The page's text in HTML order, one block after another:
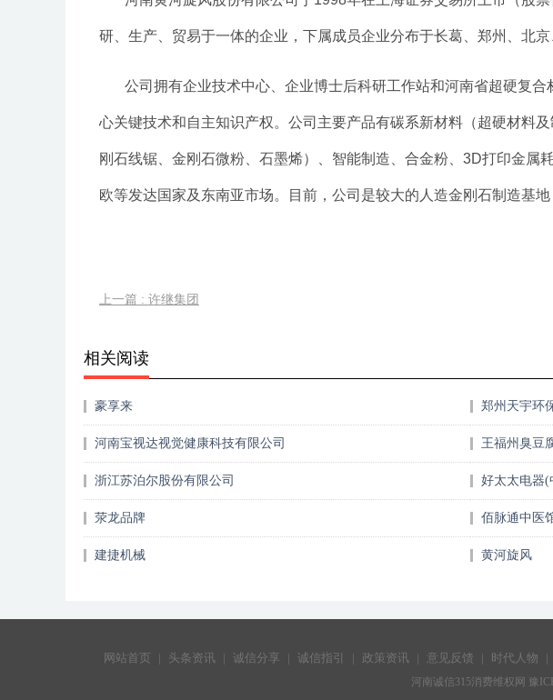
研、生产、贸易于一体的企业，下属成员企业分布于长葛、郑州、北京
公司拥有企业技术中心、企业博士后科研工作站和河南省超硬复
心关键技术和自主知识产权。公司主要产品有碳系新材料（超硬材料
刚石线锯、金刚石微粉、石墨烯）、智能制造、合金粉、3D打印金属
欧等发达国家及东南亚市场。目前，公司是较大的人造金刚石制造基地
上一篇 : 许继集团
相关阅读
豪享来 郑州天宇环
河南宝视达视觉健康科技有限公司 王福州臭豆
浙江苏泊尔股份有限公司 好太太电器(
荥龙品牌 佰脉通中医
建捷机械 黄河旋风
网站首页 | 头条资讯 | 诚信分享 | 诚信指引 | 政策资讯 | 意见反馈 | 时代人物 |
河南诚信315消费维权网 豫